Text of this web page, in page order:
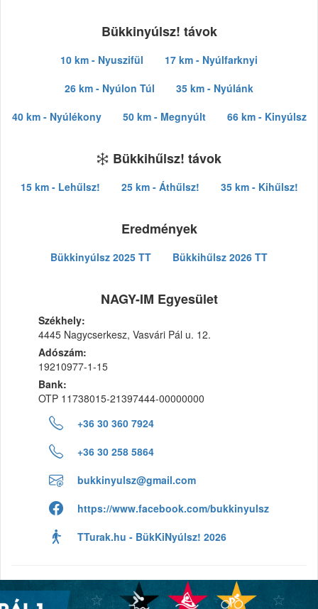
Bükkinyúlsz! távok
10 km - Nyuszifül
17 km - Nyúlfarknyi
26 km - Nyúlon Túl
35 km - Nyúlánk
40 km - Nyúlékony
50 km - Megnyúlt 66 km - Kinyúlsz
Bükkihűlsz! távok
15 km - Lehűlsz! 25 km - Áthűlsz! 35 km - Kihűlsz!
Eredmények
Bükkinyúlsz 2025 TT Bükkihűlsz 2026 TT
NAGY-IM Egyesület
Székhely:
4445 Nagycserkesz, Vasvári Pál u. 12.
Adószám:
19210977-1-15
Bank:
OTP 11738015-21397444-00000000
+36 30 360 7924
+36 30 258 5864
bukkinyulsz@gmail.com
https://www.facebook.com/bukkinyulsz
TTurak.hu - BükKiNyúlsz! 2026